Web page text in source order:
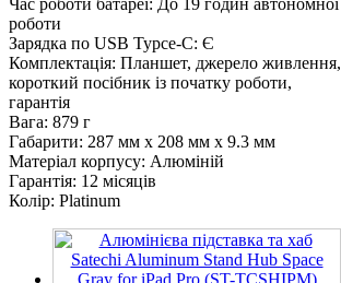
роботи
Зарядка по USB Typce-C: Є
Комплектація: Планшет, джерело живлення,
короткий посібник із початку роботи,
гарантія
Вага: 879 г
Габарити: 287 мм x 208 мм x 9.3 мм
Матеріал корпусу: Алюміній
Гарантія: 12 місяців
Колір: Platinum